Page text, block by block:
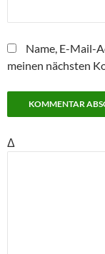
Name, E-Mail-
meinen nächsten
Δ